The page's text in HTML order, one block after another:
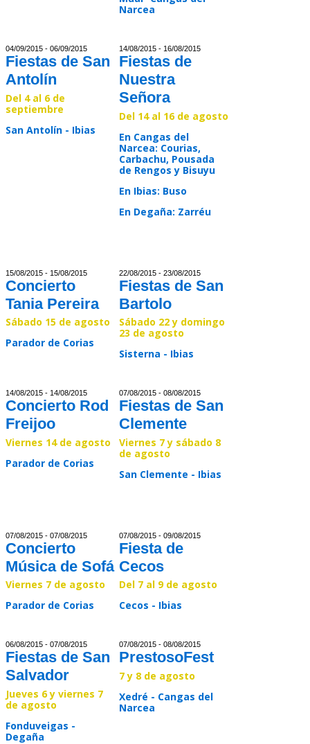
Narcea
04/09/2015 - 06/09/2015
Fiestas de San
Antolín
Del 4 al 6 de
septiembre
San Antolín - Ibias
14/08/2015 - 16/08/2015
Fiestas de
Nuestra
Señora
Del 14 al 16 de agosto
En Cangas del
Narcea: Courias,
Carbachu, Pousada
de Rengos y Bisuyu
En Ibias: Buso
En Degaña: Zarréu
15/08/2015 - 15/08/2015
Concierto
Tania Pereira
Sábado 15 de agosto
Parador de Corias
22/08/2015 - 23/08/2015
Fiestas de San
Bartolo
Sábado 22 y domingo
23 de agosto
Sisterna - Ibias
14/08/2015 - 14/08/2015
Concierto Rod
Freijoo
Viernes 14 de agosto
Parador de Corias
07/08/2015 - 08/08/2015
Fiestas de San
Clemente
Viernes 7 y sábado 8
de agosto
San Clemente - Ibias
07/08/2015 - 07/08/2015
Concierto
Música de Sofá
Viernes 7 de agosto
Parador de Corias
07/08/2015 - 09/08/2015
Fiesta de
Cecos
Del 7 al 9 de agosto
Cecos - Ibias
06/08/2015 - 07/08/2015
Fiestas de San
Salvador
Jueves 6 y viernes 7
de agosto
Fonduveigas -
Degaña
07/08/2015 - 08/08/2015
PrestosoFest
7 y 8 de agosto
Xedré - Cangas del
Narcea